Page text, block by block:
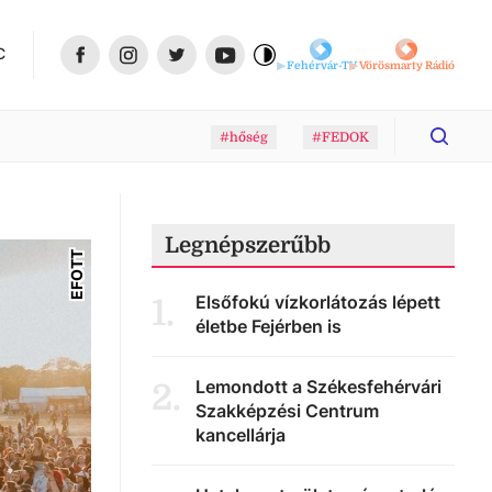
Fehérvár-TVVörösmarty Rádió
#hőség #FEDOK
EFOTT
Legnépszerűbb
1.
Elsőfokú vízkorlátozás lépett
életbe Fejérben is
2.
Lemondott a Székesfehérvári
Szakképzési Centrum
kancellárja